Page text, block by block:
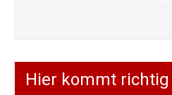
Hier kommt